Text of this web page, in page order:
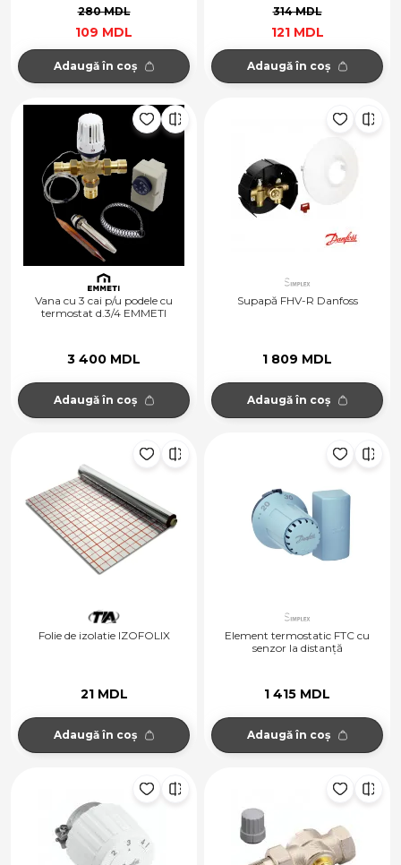
280 MDL
109 MDL
Adaugă în coș
314 MDL
121 MDL
Adaugă în coș
Vana cu 3 cai p/u podele cu
termostat d.3/4 EMMETI
3 400 MDL
Adaugă în coș
Supapă FHV-R Danfoss
1 809 MDL
Adaugă în coș
Folie de izolatie IZOFOLIX
21 MDL
Adaugă în coș
Element termostatic FTC cu
senzor la distanță
1 415 MDL
Adaugă în coș